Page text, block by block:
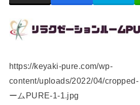
https://keyaki-pure.com/wp-
content/uploads/2022/04/
ームPURE-1-1.jpg